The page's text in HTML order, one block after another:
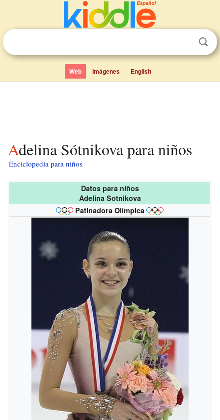
Web Imágenes English
Adelina Sótnikova para niños
Enciclopedia para niños
Datos para niños
Adelina Sotnikova
Patinadora Olímpica